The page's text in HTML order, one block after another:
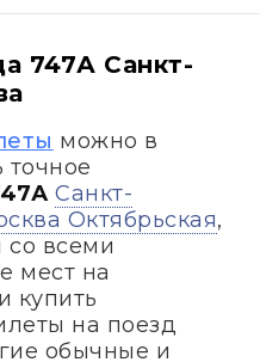
747А Санкт-
можно в
точное
Санкт-
Октябрьская,
всеми
мест на
купить
на поезд
обычные и